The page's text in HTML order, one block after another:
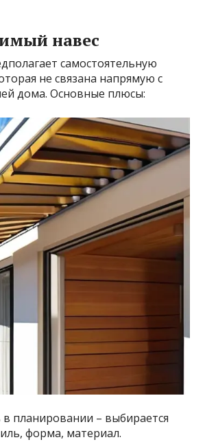
навес
самостоятельную
не связана напрямую с
дома. Основные плюсы:
в планировании – выбирается
форма, материал.